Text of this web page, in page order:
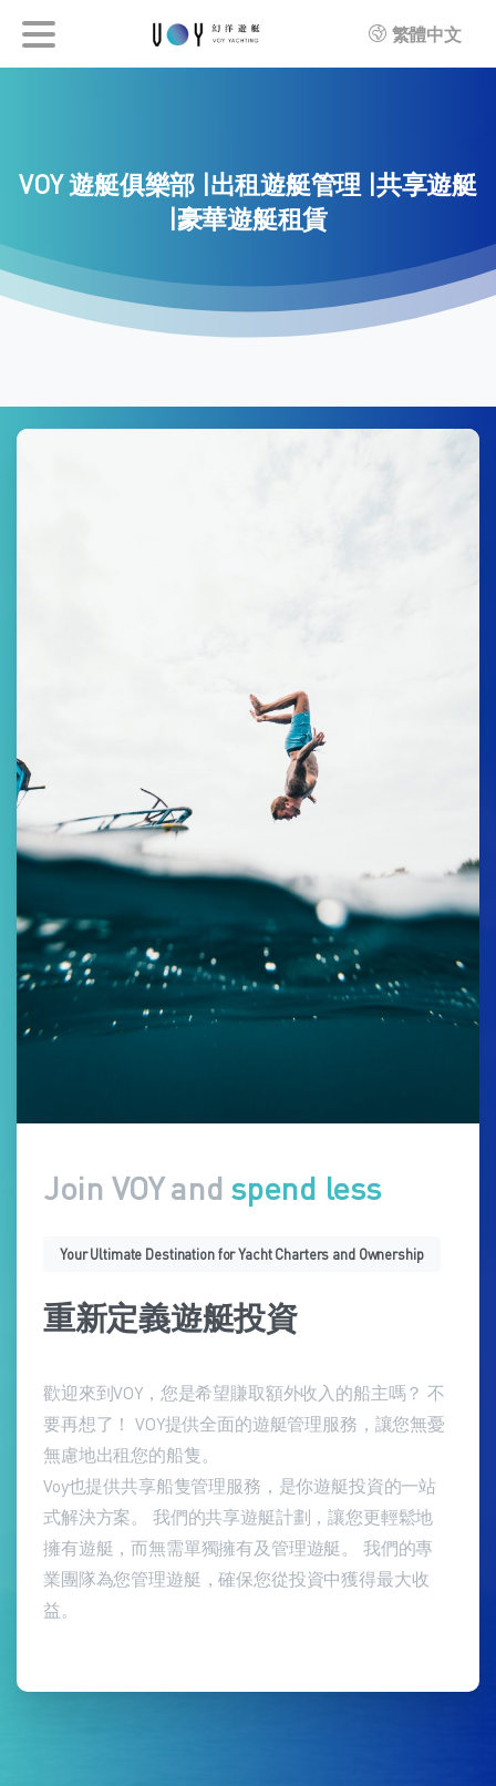
繁體中文
VOY遊艇俱樂部 |出租遊艇管理 |共享遊艇
|豪華遊艇租賃
Join VOY and just enjoy
Your Ultimate Destination for Yacht Charters and Ownership
重新定義遊艇投資
歡迎來到VOY，您是希望賺取額外收入的船主嗎？ 不
要再想了！ VOY提供全面的遊艇管理服務，讓您無憂
無慮地出租您的船隻。
Voy也提供共享船隻管理服務，是你遊艇投資的一站
式解決方案。 我們的共享遊艇計劃，讓您更輕鬆地
擁有遊艇，而無需單獨擁有及管理遊艇。 我們的專
業團隊為您管理遊艇，確保您從投資中獲得最大收
益。